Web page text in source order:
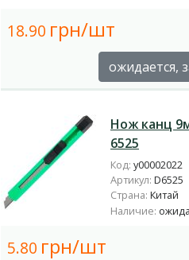
18.90 грн/шт
ожидается,
Нож канц
6525
Код: у00002022
Артикул: D6525
Страна: Китай
Наличие:
5.80 грн/шт